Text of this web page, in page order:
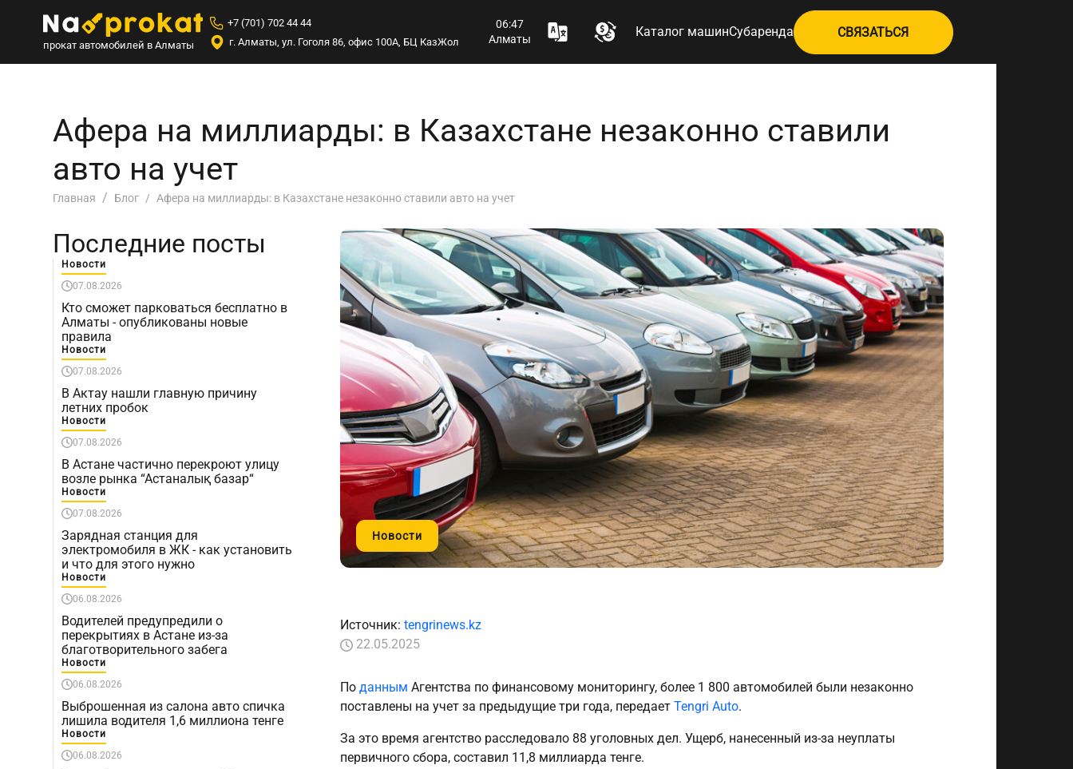
прокат автомобилей в Алматы
+7 (701) 702 44 44
г. Алматы, ул. Гоголя 86, офис 100А, БЦ КазЖол
06:47
Алматы
Каталог машинСубаренда СВЯЗАТЬСЯ
Афера на миллиарды: в Казахстане незаконно ставили
авто на учет
Главная Блог Афера на миллиарды: в Казахстане незаконно ставили авто на учет
Последние посты
Новости
07.08.2026
Кто сможет парковаться бесплатно в
Алматы - опубликованы новые
правила
Новости
07.08.2026
В Актау нашли главную причину
летних пробок
Новости
07.08.2026
В Астане частично перекроют улицу
возле рынка “Астаналық базар“
Новости
07.08.2026
Зарядная станция для
электромобиля в ЖК - как установить
и что для этого нужно
Новости
06.08.2026
Водителей предупредили о
перекрытиях в Астане из-за
благотворительного забега
Новости
06.08.2026
Выброшенная из салона авто спичка
лишила водителя 1,6 миллиона тенге
Новости
06.08.2026
Новости
Источник: tengrinews.kz
22.05.2025
По данным Агентства по финансовому мониторингу, более 1 800 автомобилей были незаконно
поставлены на учет за предыдущие три года, передает Tengri Auto.
За это время агентство расследовало 88 уголовных дел. Ущерб, нанесенный из-за неуплаты
первичного сбора, составил 11,8 миллиарда тенге.